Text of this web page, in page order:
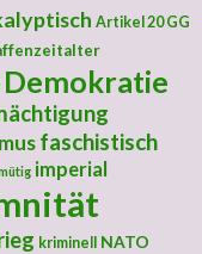
Artikel 20 GG
Demokratie
faschistisch
imperial
kriminell
NATO